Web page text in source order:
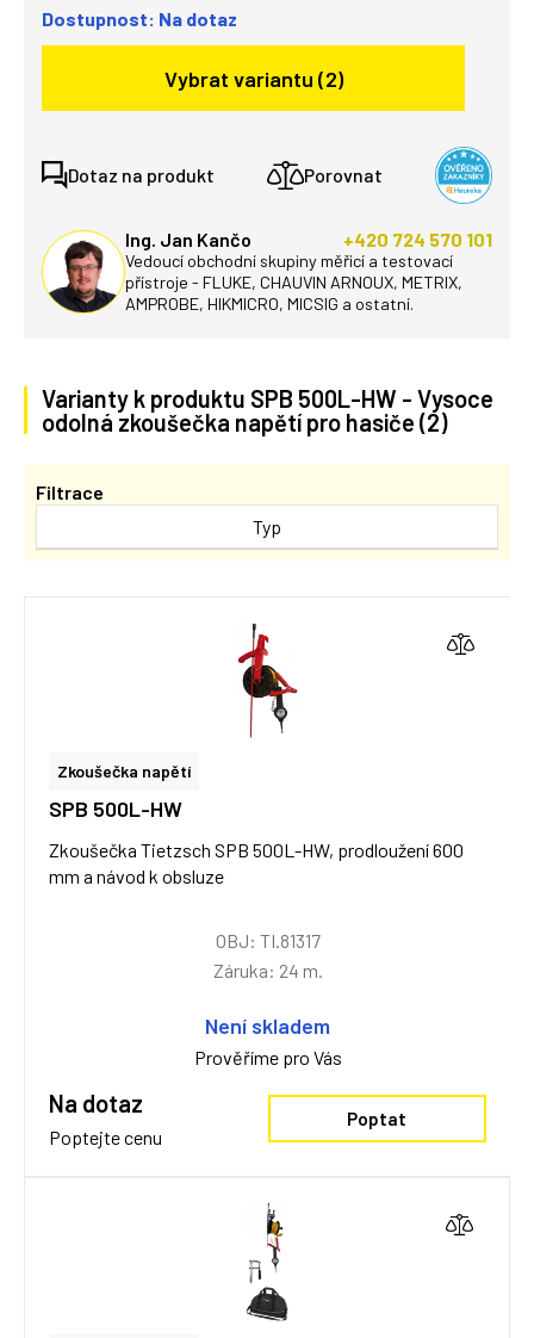
Dostupnost: Na dotaz
Vybrat variantu (2)
Dotaz na produkt Porovnat
Ing. Jan Kančo +420 724 570 101
Vedoucí obchodní skupiny měřicí a testovací
přístroje - FLUKE, CHAUVIN ARNOUX, METRIX,
AMPROBE, HIKMICRO, MICSIG a ostatní.
Varianty k produktu SPB 500L-HW - Vysoce
odolná zkoušečka napětí pro hasiče (2)
Filtrace
Typ
Zkoušečka napětí
SPB 500L-HW
Zkoušečka Tietzsch SPB 500L-HW, prodloužení 600
mm a návod k obsluze
OBJ: TI.81317
Záruka: 24 m.
Není skladem
Prověříme pro Vás
Na dotaz
Poptejte cenu
Poptat